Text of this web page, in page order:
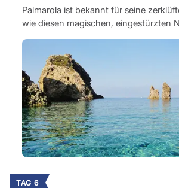
Palmarola ist bekannt für seine
wie diesen magischen, eingestürzten
TAG 6